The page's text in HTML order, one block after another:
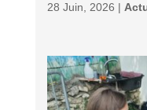
28 Juin, 2026 |